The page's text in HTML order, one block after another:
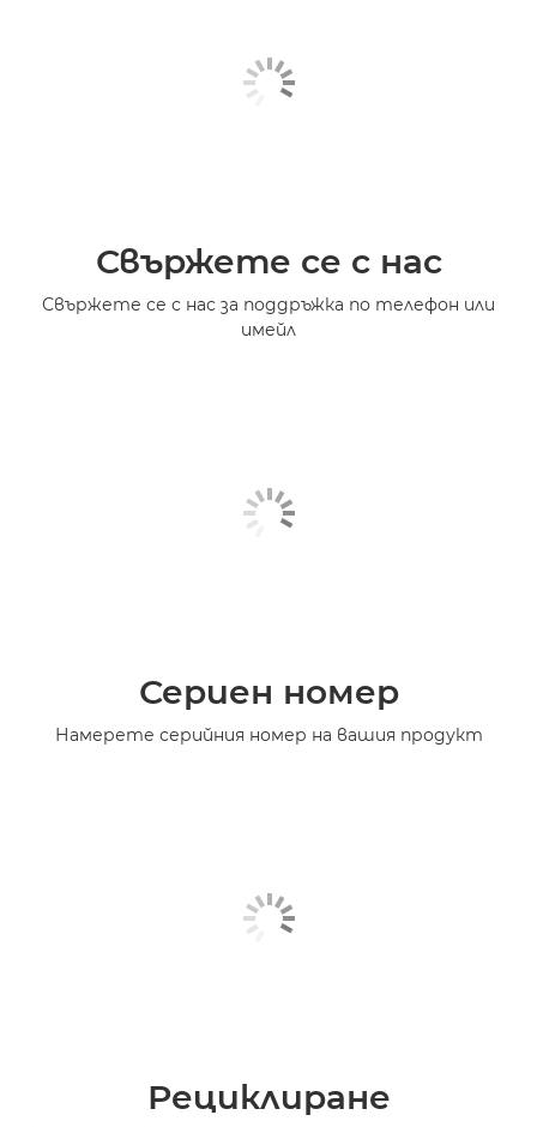
Свържете се с нас
Свържете се с нас за поддръжка по телефон или
имейл
Сериен номер
Намерете серийния номер на вашия продукт
Рециклиране